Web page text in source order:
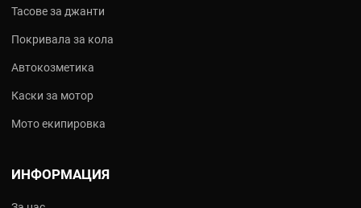
Тасове за джанти
Покривала за кола
Автокозметика
Каски за мотор
Мото екипировка
ИНФОРМАЦИЯ